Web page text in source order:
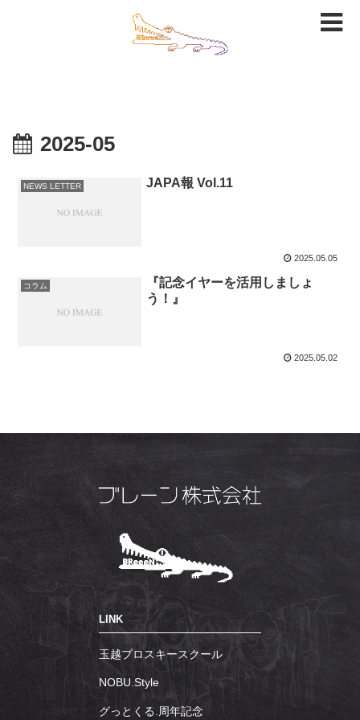
2025-05
NEWS LETTER JAPA報 Vol.11
2025.05.05
コラム
『記念イヤーを活用しましょ
う！』
2025.05.02
LINK
玉越プロスキースクール
NOBU.Style
グっとくる.周年記念